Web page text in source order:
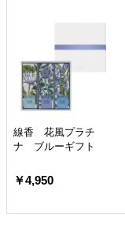
線香 花風プラチ
ナ ブルーギフト
￥4,950